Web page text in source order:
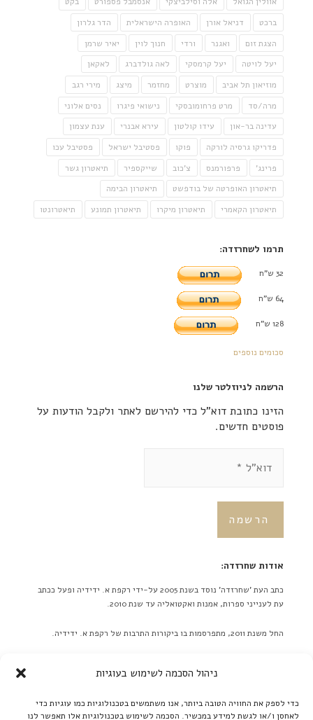
ניהול הסכמה לשימוש בעוגיות
כדי לספק את החוויה הטובה ביותר, אנו משתמשים בטכנולוגיות כמו עוגיות כדי
לאחסן ו/או לגשת למידע במכשיר. הסכמה לשימוש בטכנולוגיות אלו תאפשר לנו
ברכט
דניאל אורן האופרה הישראלית
הדר גלרון
הצגת זום
ואגנר ורדי חנוך לוין
יאיר שרמן
יעל לויטה
יעל קרמסקי לאה גולדברג
לאקאן
מוזיאון תל אביב
מוצרט מחזמר מיצג
מירי רגב
מרה/סד
מרט פרחומובסקי נישואי פיגרו
נסים אלוני
עדינה בר-און
עידו קולטון עירא אבנרי
ענת עצמון
פדריקו גרסיה לורקה
פוקו פסטיבל ישראל
פסטיבל עכו
פרינג'
פרפורמנס צ'כוב שייקספיר
תיאטרון גשר
תיאטרון האופרטה של בודפשט
תיאטרון הבימה
תיאטרון הקאמרי
תיאטרון מיקרו תיאטרון תמונע תיאטרונטו
תרמו לשחרזדה:
32 ש"ח
64 ש"ח
128 ש"ח
סכומים נוספים
הרשמה לניוזלטר שלנו
הזינו כתובת דוא"ל כדי להירשם לאתר ולקבל הודעות על
פוסטים חדשים.
אודות שחרזדה:
כתב העת 'שחרזדה' נוסד בשנת 2005 על-ידי רקפת א. ידידיה ופעל ככתב
עת לענייני ספרות, אמנות ואקטואליה עד שנת 2010.
החל משנת 2011, מתפרסמות בו ביקורות התרבות של רקפת א. ידידיה.
כפריוויו, אלא ביקורות בלבד! ברם, ידיעות על אירועים שונים יתקבלו